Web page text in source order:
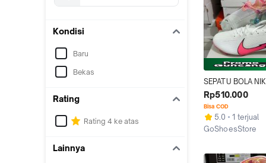
Kondisi
Baru
Bekas
Rating
Rating 4 ke atas
Lainnya
SEPATU BOLA
MERCURIAL
ELITE PUTIH
CRIMSON FG
Rp510.000
Bisa COD
5.0
1 terjual
GoShoesStore